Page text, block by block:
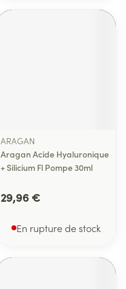
ARAGAN
Aragan Acide Hyaluronique
+ Silicium Fl Pompe 30ml
29,96 €
En rupture de stock